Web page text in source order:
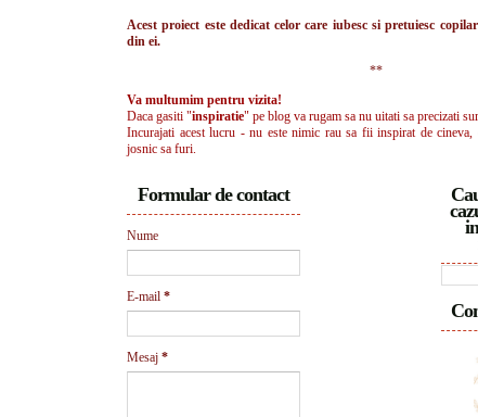
Acest proiect este dedicat celor care iubesc si pretuiesc
din ei.
**
Va multumim pentru vizita!
Daca gasiti "inspiratie" pe blog va rugam sa nu uitati sa precizati
Incurajati acest lucru - nu este nimic rau sa fii inspirat de
josnic sa furi.
Formular de contact
Nume
E-mail *
Mesaj *